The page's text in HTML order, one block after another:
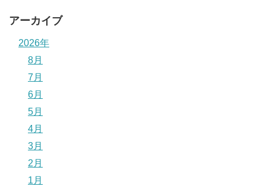
アーカイブ
2026年
8月
7月
6月
5月
4月
3月
2月
1月